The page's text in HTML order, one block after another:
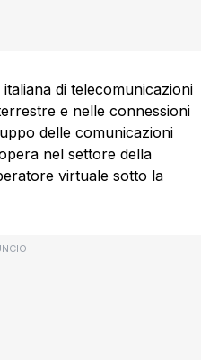
di telecomunicazioni
e nelle connessioni
delle comunicazioni
nel settore della
virtuale sotto la